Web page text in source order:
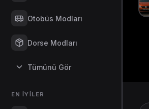
Otobüs Modları
Dorse Modları
Tümünü Gör
EN İYILER